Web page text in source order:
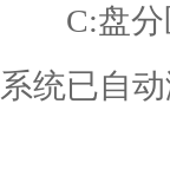
C:盘分区
系统已自